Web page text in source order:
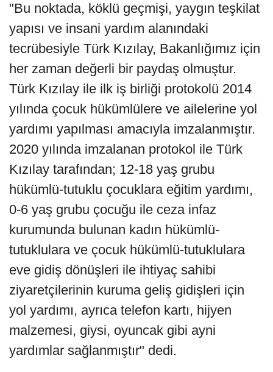
"Bu noktada, köklü geçmişi, yaygın teşkilat
yapısı ve insani yardım alanındaki
tecrübesiyle Türk Kızılay, Bakanlığımız için
her zaman değerli bir paydaş olmuştur.
Türk Kızılay ile ilk iş birliği protokolü 2014
yılında çocuk hükümlülere ve ailelerine yol
yardımı yapılması amacıyla imzalanmıştır.
2020 yılında imzalanan protokol ile Türk
Kızılay tarafından; 12-18 yaş grubu
hükümlü-tutuklu çocuklara eğitim yardımı,
0-6 yaş grubu çocuğu ile ceza infaz
kurumunda bulunan kadın hükümlü-
tutuklulara ve çocuk hükümlü-tutuklulara
eve gidiş dönüşleri ile ihtiyaç sahibi
ziyaretçilerinin kuruma geliş gidişleri için
yol yardımı, ayrıca telefon kartı, hijyen
malzemesi, giysi, oyuncak gibi ayni
yardımlar sağlanmıştır" dedi.